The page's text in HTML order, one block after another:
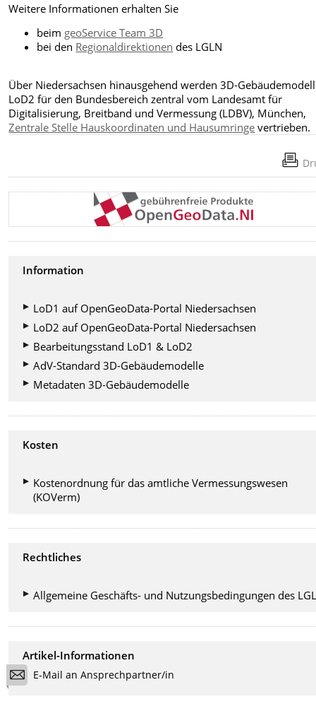
Weitere Informationen erhalten Sie
beim geoService Team 3D
bei den Regionaldirektionen des LGLN
Über Niedersachsen hinausgehend werden 3D-
LoD2 für den Bundesbereich zentral vom Landesamt für
Digitalisierung, Breitband und Vermessung (LDBV), München,
Zentrale Stelle Hauskoordinaten und Hausumringe vertrieben.
Information
LoD1 auf OpenGeoData-Portal Niedersachsen
LoD2 auf OpenGeoData-Portal Niedersachsen
Bearbeitungsstand LoD1 & LoD2
AdV-Standard 3D-Gebäudemodelle
Metadaten 3D-Gebäudemodelle
Kosten
Kostenordnung für das amtliche Vermessungswesen
(KOVerm)
Rechtliches
Allgemeine Geschäfts- und Nutzungsbedingungen des
Artikel-Informationen
E-Mail an Ansprechpartner/in